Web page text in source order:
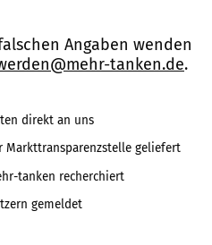
Angaben wenden
tanken.de.
direkt an uns
Markttransparenzstelle geliefert
tanken recherchiert
gemeldet